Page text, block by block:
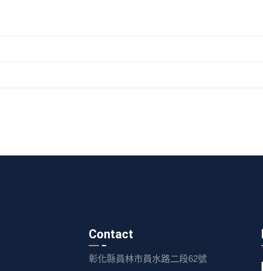
Contact
彰化縣員林市員水路二段62號